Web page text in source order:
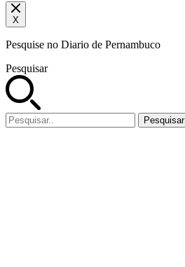
X
Pesquise no Diario de Pernambuco
Pesquisar
Pesquisar